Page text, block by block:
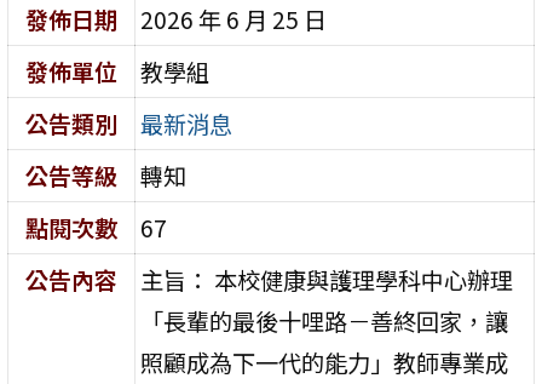
發佈日期
2026 年 6 月 25 日
發佈單位
教學組
公告類別
最新消息
公告等級
轉知
點閱次數
67
公告內容
主旨： 本校健康與護理學科中心辦理
「長輩的最後十哩路－善終回家，讓
照顧成為下一代的能力」教師專業成